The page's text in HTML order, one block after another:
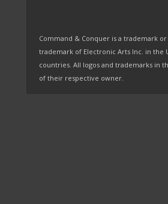
Command & Conquer is a trademark
trademark of Electronic Arts Inc. in the
countries. All logos and trademarks in
of their respective owner.